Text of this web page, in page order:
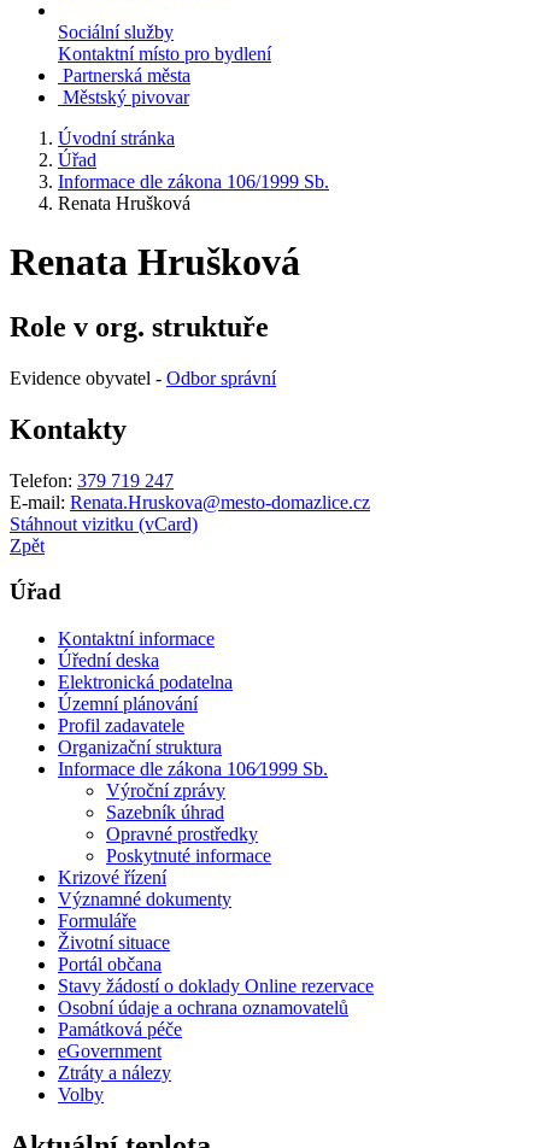
Sociální služby
Kontaktní místo pro bydlení
Partnerská města
Městský pivovar
Úvodní stránka
Úřad
Informace dle zákona 106/1999 Sb.
Renata Hrušková
Renata Hrušková
Role v org. struktuře
Evidence obyvatel - Odbor správní
Kontakty
Telefon: 379 719 247
E-mail: Renata.Hruskova@mesto-domazlice.cz
Stáhnout vizitku (vCard)
Zpět
Úřad
Kontaktní informace
Úřední deska
Elektronická podatelna
Územní plánování
Profil zadavatele
Organizační struktura
Informace dle zákona 106⁄1999 Sb.
Výroční zprávy
Sazebník úhrad
Opravné prostředky
Poskytnuté informace
Krizové řízení
Významné dokumenty
Formuláře
Životní situace
Portál občana
Stavy žádostí o doklady Online rezervace
Osobní údaje a ochrana oznamovatelů
Památková péče
eGovernment
Ztráty a nálezy
Volby